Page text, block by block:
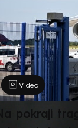
Video
Na pokraji